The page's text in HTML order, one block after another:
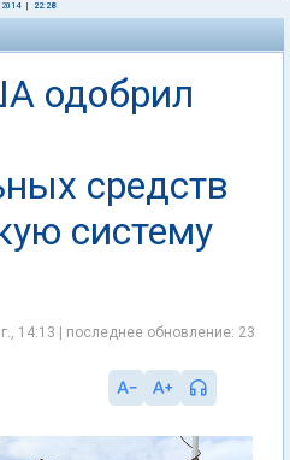
22:28
одобрил
средств
систему
14:13 | последнее обновление: 23